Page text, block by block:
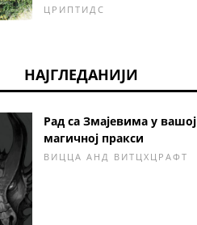
ЦРИПТИДС
НАЈГЛЕДАНИЈИ
Рад са Змајевима у вашој
магичној пракси
ВИЦЦА АНД ВИТЦХЦРАФТ